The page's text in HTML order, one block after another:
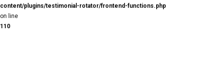
content/plugins/testimonial-rotator/frontend-functions.php
on line
110